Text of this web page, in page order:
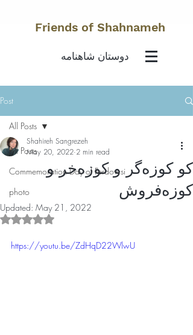
Friends of Shahnameh
دوستان شاهنامه
Post
All Posts
Commemoration Day of Ferdowsi
photo
All Posts
کو کوزه‌گر و کوزه‌خر و
کوزه‌فروش
Shahireh Sangrezeh
May 20, 2022 2 min read
Updated: May 21, 2022
Rated NaN out of 5 stars.
https://youtu.be/ZdHqD22WlwU